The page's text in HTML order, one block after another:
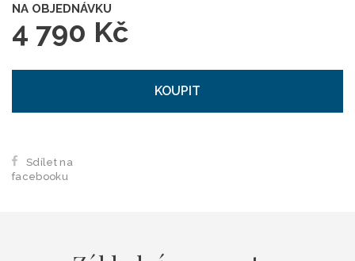
NA OBJEDNÁVKU
4 790 Kč
KOUPIT
Sdílet na
facebooku